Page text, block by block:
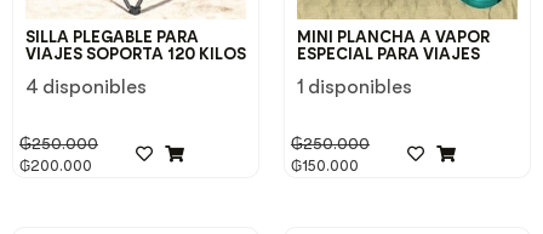
SILLA PLEGABLE PARA
VIAJES SOPORTA 120 KILOS
4 disponibles
₲250.000
₲200.000
MINI PLANCHA A VAPOR
ESPECIAL PARA VIAJES
1 disponibles
₲250.000
₲150.000